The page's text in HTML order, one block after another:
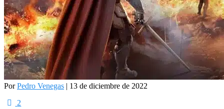
PorPedro Venegas | 13 de diciembre de 2022
2